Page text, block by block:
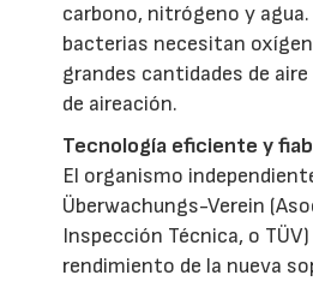
carbono, nitrógeno y
bacterias necesitan
grandes cantidades de
de aireación.
Tecnología eficiente y
El organismo
Überwachungs-Verein
Inspección Técnica, o
rendimiento de la nueva